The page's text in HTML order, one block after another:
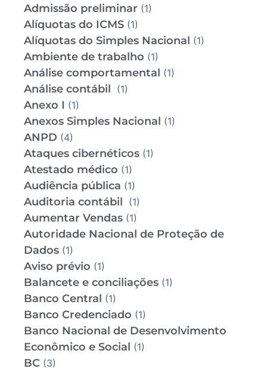
Admissão preliminar (1)
Alíquotas do ICMS (1)
Alíquotas do Simples Nacional (1)
Ambiente de trabalho (1)
Análise comportamental (1)
Análise contábil (1)
Anexo I (1)
Anexos Simples Nacional (1)
ANPD (4)
Ataques cibernéticos (1)
Atestado médico (1)
Audiência pública (1)
Auditoria contábil (1)
Aumentar Vendas (1)
Autoridade Nacional de Proteção de
Dados (1)
Aviso prévio (1)
Balancete e conciliações (1)
Banco Central (1)
Banco Credenciado (1)
Banco Nacional de Desenvolvimento
Econômico e Social (1)
BC (3)